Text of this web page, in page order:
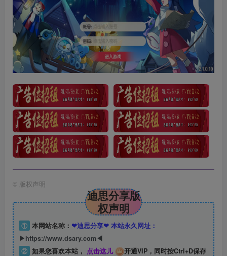
© 版权声明
迪思分享版
权声明
① 本网站名称： ❤迪思分享❤ 本站永久网址：
▶https://www.dsary.com◀
② 如果您喜欢本站， 点击这儿
开通VIP，同时按Ctrl+D保存